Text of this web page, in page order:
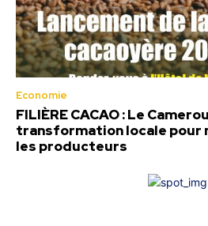
Economie
FILIÈRE CACAO : Le
transformation locale pour
les producteurs